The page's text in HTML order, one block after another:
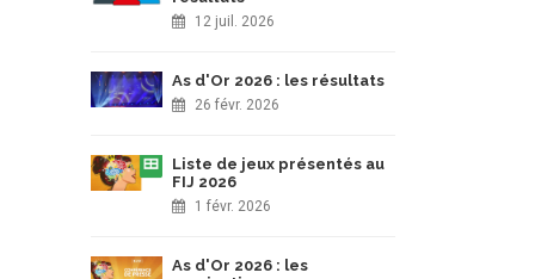
12 juil. 2026
As d'Or 2026 : les résultats
26 févr. 2026
Liste de jeux présentés au
FIJ 2026
1 févr. 2026
As d'Or 2026 : les